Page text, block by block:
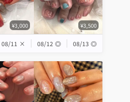
¥3,000 ¥3,500
08/11 × 08/12 ◎ 08/13 ◎